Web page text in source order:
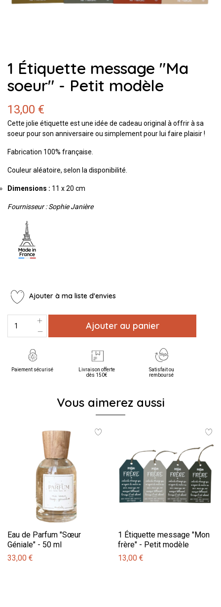
1 Étiquette message "Ma
soeur" - Petit modèle
13,00 €
Cette jolie étiquette est une idée de cadeau original à offrir à sa
soeur pour son anniversaire ou simplement pour lui faire plaisir !
Fabrication 100% française.
Couleur aléatoire, selon la disponibilité.
Dimensions : 11 x 20 cm
Fournisseur : Sophie Janière
Ajouter à ma liste d'envies
Ajouter au panier
Paiement sécurisé
Livraison offerte
dès 150€
Satisfait ou
remboursé
Vous aimerez aussi
Eau de Parfum "Sœur
Géniale" - 50 ml
33,00 €
1 Étiquette message "Mon
frère" - Petit modèle
13,00 €